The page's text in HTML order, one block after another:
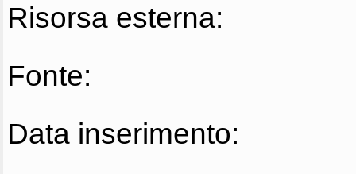
Risorsa esterna:
Fonte:
Data inserimento: